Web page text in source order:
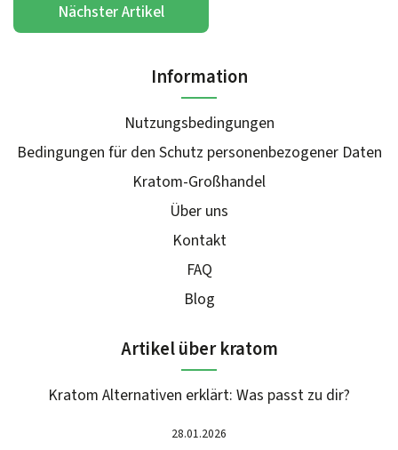
Nächster Artikel
Information
Nutzungsbedingungen
Bedingungen für den Schutz personenbezogener Daten
Kratom-Großhandel
Über uns
Kontakt
FAQ
Blog
Artikel über kratom
Kratom Alternativen erklärt: Was passt zu dir?
28.01.2026